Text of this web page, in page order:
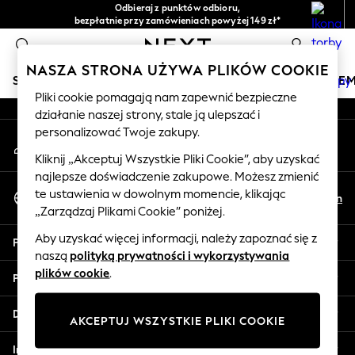
Odbieraj z punktów odbioru,
bezpłatnie przy zamówieniach powyżej 149 zł*
Łatwe zwroty*
0
SKLEP WAKACYJNY
HOLIDAY SHOP
Women's Holiday Shop
All Swimwear
All Beachwear
Bags & Accessories
Beach Dresses & Kaftans
Dresses
Flip Flops
Sliders
Jumpsuits & Playsuits
Sandals
Shorts
An error occurred on client
Nasze media społecznościowe
Moje konto
Zaloguj się na swoje konto
Wybierz Język
Polski
En
Pomoc
Prywatność i zasady prawne
Działy
Inne usługi
NASZA STRONA UŻYWA PLIKÓW COOKIE
Pliki cookie pomagają nam zapewnić bezpieczne
działanie naszej strony, stale ją ulepszać i
personalizować Twoje zakupy.
Kliknij „Akceptuj Wszystkie Pliki Cookie”, aby uzyskać
najlepsze doświadczenie zakupowe. Możesz zmienić
te ustawienia w dowolnym momencie, klikając
„Zarządzaj Plikami Cookie” poniżej.
Aby uzyskać więcej informacji, należy zapoznać się z
naszą polityką prywatności i wykorzystywania
plików cookie.
AKCEPTUJ WSZYSTKIE PLIKI COOKIE